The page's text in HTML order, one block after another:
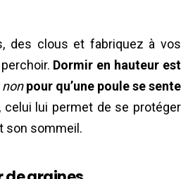
des clous et fabriquez à vos
Dormir en hauteur est
pour qu’une poule se sente
celui lui permet de se protéger
son sommeil.